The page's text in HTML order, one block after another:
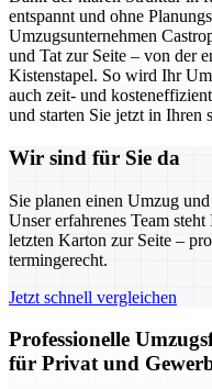
entspannt und ohne
Umzugsunternehmen
und Tat zur Seite – von der
Kistenstapel. So wird Ihr
auch zeit- und
und starten Sie jetzt in Ihren
Wir sind für Sie da
Sie planen einen Umzug
Unser erfahrenes Team
letzten Karton zur Seite –
termingerecht.
Jetzt schnell vergleichen
Professionelle
für Privat und